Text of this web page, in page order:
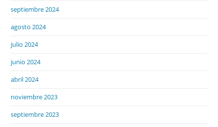
septiembre 2024
agosto 2024
julio 2024
junio 2024
abril 2024
noviembre 2023
septiembre 2023